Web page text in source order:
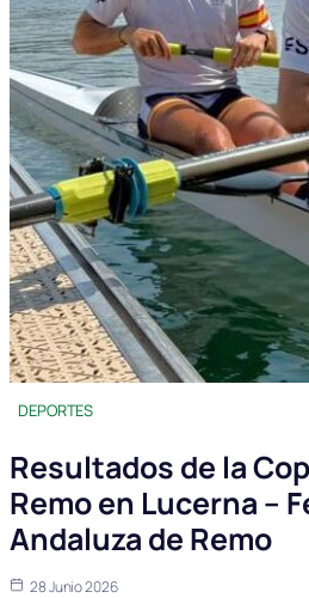
DEPORTES
Resultados de la
Remo en Lucerna –
Andaluza de Remo
28 Junio 2026